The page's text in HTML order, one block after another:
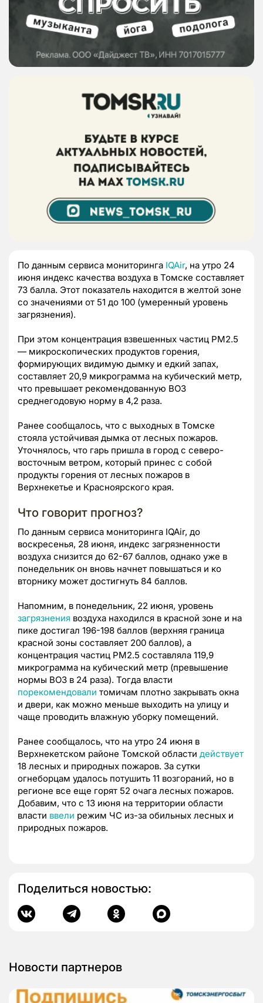
По данным сервиса мониторинга IQAir, на утро 24
июня индекс качества воздуха в Томске составляет
73 балла. Этот показатель находится в желтой зоне
со значениями от 51 до 100 (умеренный уровень
загрязнения).
При этом концентрация взвешенных частиц PM2.5
— микроскопических продуктов горения,
формирующих видимую дымку и едкий запах,
составляет 20,9 микрограмма на кубический метр,
что превышает рекомендованную ВОЗ
среднегодовую норму в 4,2 раза.
Ранее сообщалось, что с выходных в Томске
стояла устойчивая дымка от лесных пожаров.
Уточнялось, что гарь пришла в город с северо-
восточным ветром, который принес с собой
продукты горения от лесных пожаров в
Верхнекетье и Красноярского края.
Что говорит прогноз?
По данным сервиса мониторинга IQAir, до
воскресенья, 28 июня, индекс загрязненности
воздуха снизится до 62-67 баллов, однако уже в
понедельник он вновь начнет повышаться и ко
вторнику может достигнуть 84 баллов.
Напомним, в понедельник, 22 июня, уровень
загрязнения воздуха находился в красной зоне и на
пике достигал 196-198 баллов (верхняя граница
красной зоны составляет 200 баллов), а
концентрация частиц PM2.5 составляла 119,9
микрограмма на кубический метр (превышение
нормы ВОЗ в 24 раза). Тогда власти
порекомендовали томичам плотно закрывать окна
и двери, как можно меньше выходить на улицу и
чаще проводить влажную уборку помещений.
Ранее сообщалось, что на утро 24 июня в
Верхнекетском районе Томской области действует
18 лесных и природных пожаров. За сутки
огнеборцам удалось потушить 11 возгораний, но в
регионе все еще горят 52 очага лесных пожаров.
Добавим, что с 13 июня на территории области
власти ввели режим ЧС из-за обильных лесных и
природных пожаров.
Поделиться новостью:
Новости партнеров